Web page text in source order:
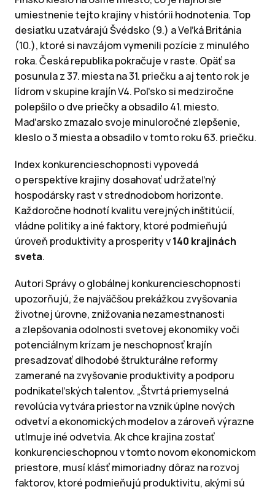
umiestnenie tejto krajiny v histórii hodnotenia. Top
desiatku uzatvárajú Švédsko (9.) a Veľká Británia
(10.), ktoré si navzájom vymenili pozície z minulého
roka. Česká republika pokračuje v raste. Opäť sa
posunula z 37. miesta na 31. priečku a aj tento rok je
lídrom v skupine krajín V4. Poľsko si medziročne
polepšilo o dve priečky a obsadilo 41. miesto.
Maďarsko zmazalo svoje minuloročné zlepšenie,
kleslo o 3 miesta a obsadilo v tomto roku 63. priečku.
Index konkurencieschopnosti vypovedá
o perspektíve krajiny dosahovať udržateľný
hospodársky rast v strednodobom horizonte.
Každoročne hodnotí kvalitu verejných inštitúcií,
vládne politiky a iné faktory, ktoré podmieňujú
úroveň produktivity a prosperity v140 krajinách
sveta.
AutoriSprávy o globálnej konkurencieschopnosti
upozorňujú, že najväčšou prekážkou zvyšovania
životnej úrovne, znižovania nezamestnanosti
a zlepšovania odolnosti svetovej ekonomiky voči
potenciálnym krízam je neschopnosť krajín
presadzovať dlhodobé štrukturálne reformy
zamerané na zvyšovanie produktivity a podporu
podnikateľských talentov. „Štvrtá priemyselná
revolúcia vytvára priestor na vznik úplne nových
odvetví a ekonomických modelov a zároveň výrazne
utlmuje iné odvetvia. Ak chce krajina zostať
konkurencieschopnou v tomto novom ekonomickom
priestore, musí klásť mimoriadny dôraz na rozvoj
faktorov, ktoré podmieňujú produktivitu, akými sú